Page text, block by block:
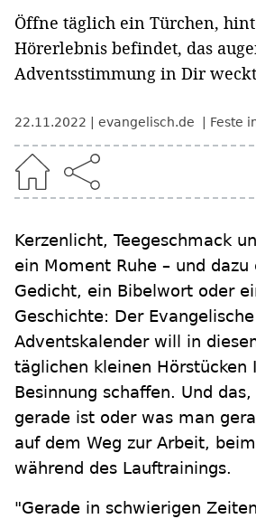
Öffne täglich ein Türchen,
Hörerlebnis befindet, das
Adventsstimmung in Dir
22.11.2022 evangelisch.de Feste
Kerzenlicht, Teegeschmack
ein Moment Ruhe – und dazu
Gedicht, ein Bibelwort oder
Geschichte: Der Evangelische
Adventskalender will in
täglichen kleinen Hörstücken
Besinnung schaffen. Und
gerade ist oder was man
auf dem Weg zur Arbeit,
während des Lauftrainings.
"Gerade in schwierigen